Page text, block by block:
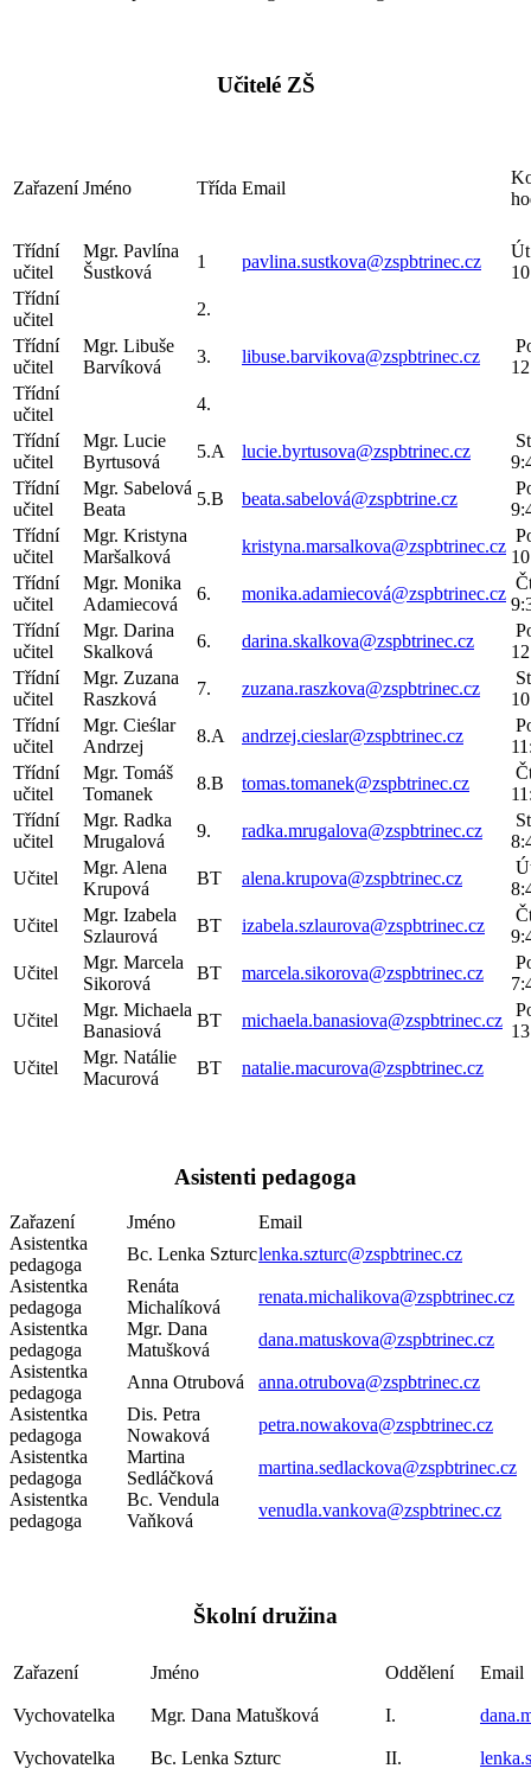
Učitelé ZŠ
Zařazení Jméno Třída Email
Třídní
učitel
Mgr. Pavlína
Šustková
1 pavlina.sustkova@zspbtrinec.cz
Třídní
učitel
2.
Třídní
učitel
Mgr. Libuše
Barvíková
3. libuse.barvikova@zspbtrinec.cz
Třídní
učitel
4.
Třídní
učitel
Mgr. Lucie
Byrtusová
5.A lucie.byrtusova@zspbtrinec.cz
Třídní
učitel
Mgr. Sabelová
Beata
5.B beata.sabelová@zspbtrine.cz
Třídní
učitel
Mgr. Kristyna
Maršalková
kristyna.marsalkova@zspbtrinec.cz
Třídní
učitel
Mgr. Monika
Adamiecová
6. monika.adamiecová@zspbtrinec.cz
Třídní
učitel
Mgr. Darina
Skalková
6. darina.skalkova@zspbtrinec.cz
Třídní
učitel
Mgr. Zuzana
Raszková
7. zuzana.raszkova@zspbtrinec.cz
Třídní
učitel
Mgr. Cieślar
Andrzej
8.A andrzej.cieslar@zspbtrinec.cz
Třídní
učitel
Mgr. Tomáš
Tomanek
8.B tomas.tomanek@zspbtrinec.cz
Třídní
učitel
Mgr. Radka
Mrugalová
9. radka.mrugalova@zspbtrinec.cz
Učitel
Mgr. Alena
Krupová
BT alena.krupova@zspbtrinec.cz
Učitel
Mgr. Izabela
Szlaurová
BT izabela.szlaurova@zspbtrinec.cz
Učitel
Mgr. Marcela
Sikorová
BT marcela.sikorova@zspbtrinec.cz
Učitel
Mgr. Michaela
Banasiová
BT michaela.banasiova@zspbtrinec.cz
Učitel
Mgr. Natálie
Macurová
BT natalie.macurova@zspbtrinec.cz
Asistenti pedagoga
Zařazení Jméno
Email
Asistentka
pedagoga
Bc. Lenka Szturclenka.szturc@zspbtrinec.cz
Asistentka
pedagoga
Renáta
Michalíková
renata.michalikova@zspbtrinec.cz
Asistentka
pedagoga
Mgr. Dana
Matušková
dana.matuskova@zspbtrinec.cz
Asistentka
pedagoga
Anna Otrubová
anna.otrubova@zspbtrinec.cz
Asistentka
pedagoga
Dis. Petra
Nowaková
petra.nowakova@zspbtrinec.cz
Asistentka
pedagoga
Martina
Sedláčková
martina.sedlackova@zspbtrinec.cz
Asistentka
pedagoga
Bc. Vendula
Vaňková
venudla.vankova@zspbtrinec.cz
Školní družina
Zařazení Jméno Oddělení Email
Vychovatelka Mgr. Dana Matušková I.
Vychovatelka Bc. Lenka Szturc II.